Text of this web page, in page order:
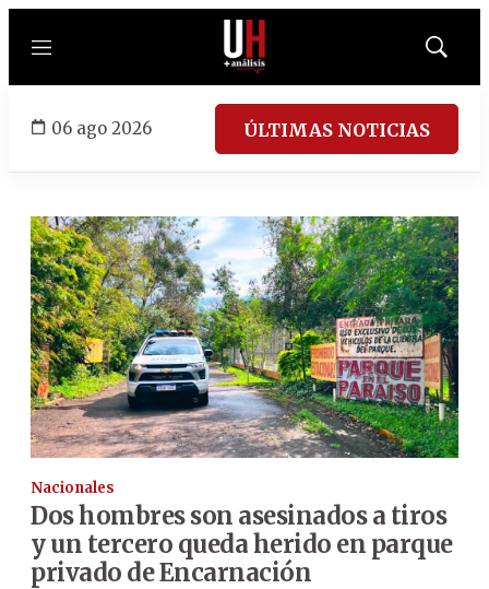
Menú
Mostrar
06 ago 2026 ÚLTIMAS NOTICIAS
Nacionales
Dos hombres son asesinados a tiros
y un tercero queda herido en parque
privado de Encarnación